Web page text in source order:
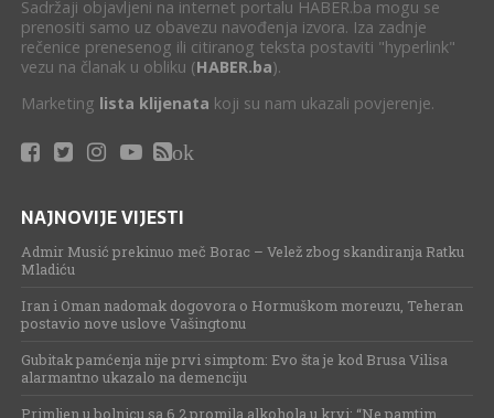
Sadržaji objavljeni na internet portalu HABER.ba mogu se
prenositi samo uz obavezu navođenja izvora. Iza zadnje
rečenice prenesenog ili citiranog teksta postaviti "hyperlink"
vezu na članak u obliku (HABER.ba).
Marketing lista klijenata koji su nam ukazali povjerenje.
ok
NAJNOVIJE VIJESTI
Admir Musić prekinuo meč Borac – Velež zbog skandiranja Ratku
Mladiću
Iran i Oman nadomak dogovora o Hormuškom moreuzu, Teheran
postavio nove uslove Vašingtonu
Gubitak pamćenja nije prvi simptom: Evo šta je kod Brusa Vilisa
alarmantno ukazalo na demenciju
Primljen u bolnicu sa 6,2 promila alkohola u krvi: “Ne pamtim